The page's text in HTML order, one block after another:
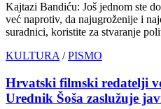
Kajtazi Bandiću: Još jednom ste
već naprotiv, da najugroženije i
suradnici, koristite za stvaranje
KULTURA /PISMO
Hrvatski filmski redatelji
Urednik Šoša zaslužuje